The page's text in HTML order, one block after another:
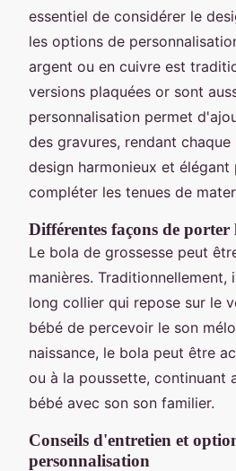
essentiel de considérer le
les options de
argent ou en cuivre est
versions plaquées or sont
personnalisation permet
des gravures, rendant chaque
design harmonieux et élégant
compléter les tenues de
Différentes façons de porter
Le bola de grossesse peut
manières. Traditionnellement,
long collier qui repose sur le
bébé de percevoir le son
naissance, le bola peut être
ou à la poussette, continuant
bébé avec son son familier.
Conseils d'entretien et
personnalisation